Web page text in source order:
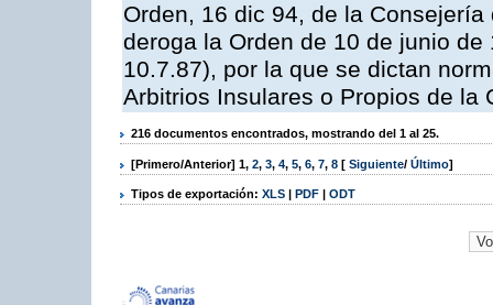
Orden, 16 dic 94, de la
deroga la Orden de 10 de junio
10.7.87), por la que se dictan
Arbitrios Insulares o Propios de la
216 documentos encontrados, mostrando del 1 al 25.
[Primero/Anterior] 1, 2, 3, 4, 5, 6, 7, 8 [ Siguiente/ Último]
Tipos de exportación: XLS | PDF | ODT